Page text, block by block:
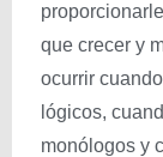
que crecer y
ocurrir
lógicos,
monólogos y